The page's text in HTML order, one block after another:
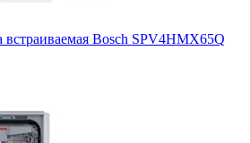
Bosch SPV4HMX65Q